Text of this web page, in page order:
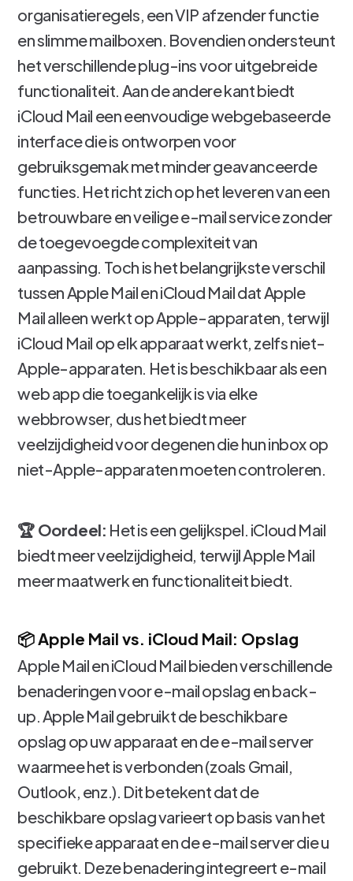
organisatieregels, een VIP afzender functie
en slimme mailboxen. Bovendien ondersteunt
het verschillende plug-ins voor uitgebreide
functionaliteit. Aan de andere kant biedt
iCloud Mail een eenvoudige webgebaseerde
interface die is ontworpen voor
gebruiksgemak met minder geavanceerde
functies. Het richt zich op het leveren van een
betrouwbare en veilige e-mail service zonder
de toegevoegde complexiteit van
aanpassing. Toch is het belangrijkste verschil
tussen Apple Mail en iCloud Mail dat Apple
Mail alleen werkt op Apple-apparaten, terwijl
iCloud Mail op elk apparaat werkt, zelfs niet-
Apple-apparaten. Het is beschikbaar als een
web app die toegankelijk is via elke
webbrowser, dus het biedt meer
veelzijdigheid voor degenen die hun inbox op
niet-Apple-apparaten moeten controleren.
🏆 Oordeel: Het is een gelijkspel. iCloud Mail
biedt meer veelzijdigheid, terwijl Apple Mail
meer maatwerk en functionaliteit biedt.
📦 Apple Mail vs. iCloud Mail: Opslag
Apple Mail en iCloud Mail bieden verschillende
benaderingen voor e-mail opslag en back-
up. Apple Mail gebruikt de beschikbare
opslag op uw apparaat en de e-mail server
waarmee het is verbonden (zoals Gmail,
Outlook, enz.). Dit betekent dat de
beschikbare opslag varieert op basis van het
specifieke apparaat en de e-mail server die u
gebruikt. Deze benadering integreert e-mail